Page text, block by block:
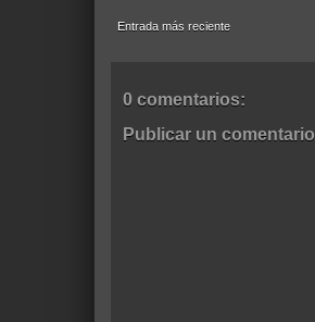
Entrada más reciente
0 comentarios:
Publicar un comentario